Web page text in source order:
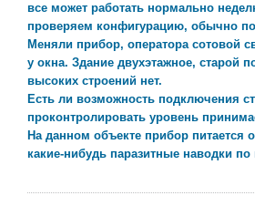
все может работать нормально
проверяем конфигурацию, обычно
Меняли прибор, оператора сотовой
у окна. Здание двухэтажное, старой
высоких строений нет.
Есть ли возможность подключения
проконтролировать уровень
На данном объекте прибор питается
какие-нибудь паразитные наводки